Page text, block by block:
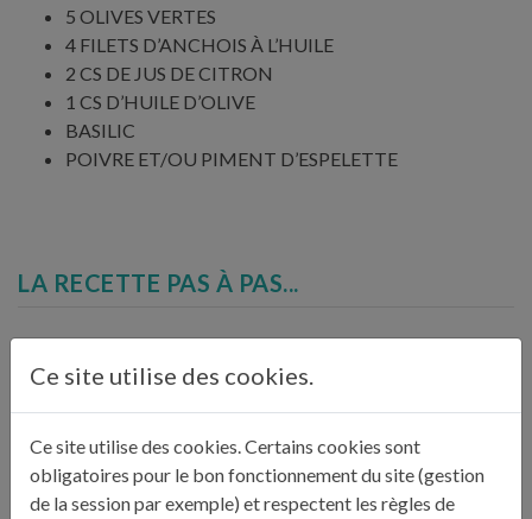
5 OLIVES VERTES
4 FILETS D’ANCHOIS À L’HUILE
2 CS DE JUS DE CITRON
1 CS D’HUILE D’OLIVE
BASILIC
POIVRE ET/OU PIMENT D’ESPELETTE
LA RECETTE PAS À PAS...
1
Mixez la mayonnaise avec les tomates séchées, 1
cuillère à soupe de jus de citron et les anchois. Lavez la
olives.
Ce site utilise des cookies.
Ce site utilise des cookies. Certains cookies sont
obligatoires pour le bon fonctionnement du site (gestion
de la session par exemple) et respectent les règles de